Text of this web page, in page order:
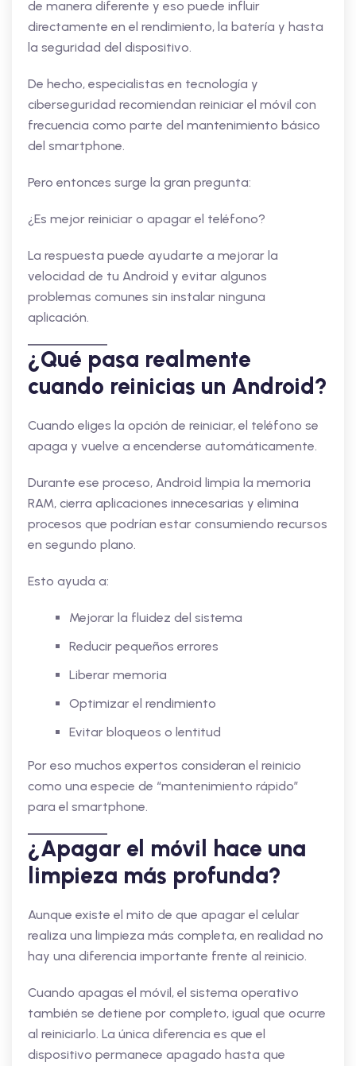
de manera diferente y eso puede influir
directamente en el rendimiento, la batería y hasta
la seguridad del dispositivo.
De hecho, especialistas en tecnología y
ciberseguridad recomiendan reiniciar el móvil con
frecuencia como parte del mantenimiento básico
del smartphone.
Pero entonces surge la gran pregunta:
¿Es mejor reiniciar o apagar el teléfono?
La respuesta puede ayudarte a mejorar la
velocidad de tu Android y evitar algunos
problemas comunes sin instalar ninguna
aplicación.
¿Qué pasa realmente
cuando reinicias un Android?
Cuando eliges la opción de reiniciar, el teléfono se
apaga y vuelve a encenderse automáticamente.
Durante ese proceso, Android limpia la memoria
RAM, cierra aplicaciones innecesarias y elimina
procesos que podrían estar consumiendo recursos
en segundo plano.
Esto ayuda a:
Mejorar la fluidez del sistema
Reducir pequeños errores
Liberar memoria
Optimizar el rendimiento
Evitar bloqueos o lentitud
Por eso muchos expertos consideran el reinicio
como una especie de “mantenimiento rápido”
para el smartphone.
¿Apagar el móvil hace una
limpieza más profunda?
Aunque existe el mito de que apagar el celular
realiza una limpieza más completa, en realidad no
hay una diferencia importante frente al reinicio.
Cuando apagas el móvil, el sistema operativo
también se detiene por completo, igual que ocurre
al reiniciarlo. La única diferencia es que el
dispositivo permanece apagado hasta que